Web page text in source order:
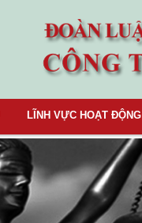
LĨNH VỰC HOẠT ĐỘNG